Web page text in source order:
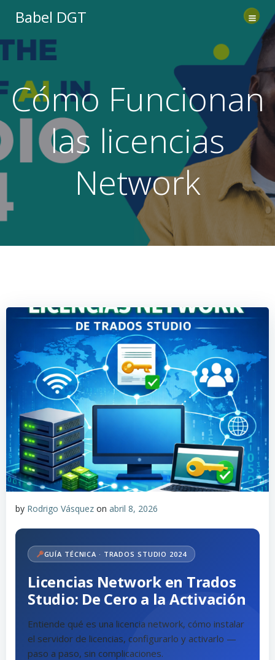
Babel DGT
Cómo Funcionan
las licencias
Network
by Rodrigo Vásquez on abril 8, 2026
GUÍA TÉCNICA · TRADOS STUDIO 2024
Licencias Network en Trados
Studio: De Cero a la Activación
Entiende qué es una licencia network, cómo instalar
el servidor de licencias, configurarlo y activarlo —
paso a paso, sin complicaciones.